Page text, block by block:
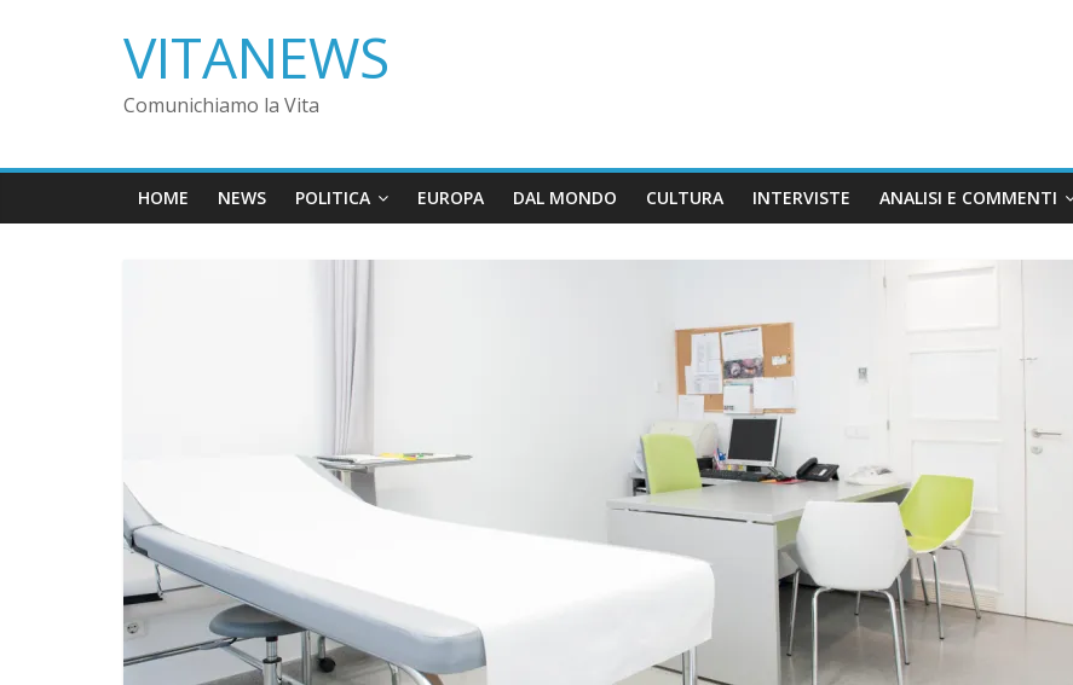
VITANEWS
Comunichiamo la Vita
HOME NEWS POLITICA EUROPA DAL MONDO CULTURA INTERVISTE ANALISI E COMMENTI